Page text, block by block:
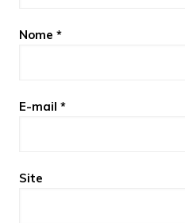
Nome *
E-mail *
Site